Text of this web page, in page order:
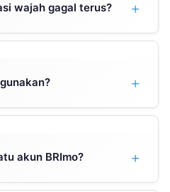
wajah gagal terus?
cukup terang tanpa backlight,
lepas kacamata atau
coba ulangi di waktu berbeda
keamanan berlapis termasuk
biometrik (fingerprint/face ID),
download dari sumber resmi
OTP kepada siapapun.
akun BRImo?